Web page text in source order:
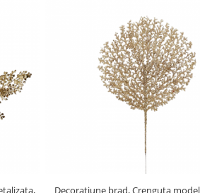
Decoratiune brad, Crenguta